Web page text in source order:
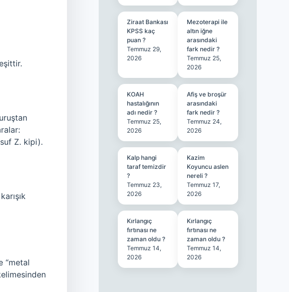
Z. kipi).
“metal
Ziraat Bankası
KPSS kaç
puan ?
Temmuz 29,
2026
Mezoterapi ile
altın iğne
arasındaki
fark nedir ?
Temmuz 25,
2026
KOAH
hastalığının
adı nedir ?
Temmuz 25,
2026
Afiş ve broşür
arasındaki
fark nedir ?
Temmuz 24,
2026
Kalp hangi
taraf temizdir
?
Temmuz 23,
2026
Kazim
Koyuncu aslen
nereli ?
Temmuz 17,
2026
Kırlangıç
fırtınası ne
zaman oldu ?
Temmuz 14,
2026
Kırlangıç
fırtınası ne
zaman oldu ?
Temmuz 14,
2026